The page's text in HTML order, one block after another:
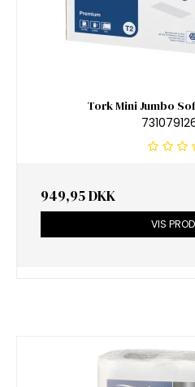
Tork Mini Jumbo
949,95 DKK
VIS